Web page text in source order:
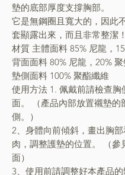
墊的底部厚度支撐胸部。
它是無鋼圈且寬大的，因此
套顯露出來，而且非常整潔！
材質 主體面料 85% 尼龍，
背面面料 80% 尼龍，20%
墊側面料 100% 聚酯纖維
使用方法 1. 佩戴前請檢查胸
面。 （產品內部放置襯墊的
側。）
2、身體向前傾斜，畫出胸
肉，調整護墊的位置。 （參
面）
3、使用前請調整好本產品